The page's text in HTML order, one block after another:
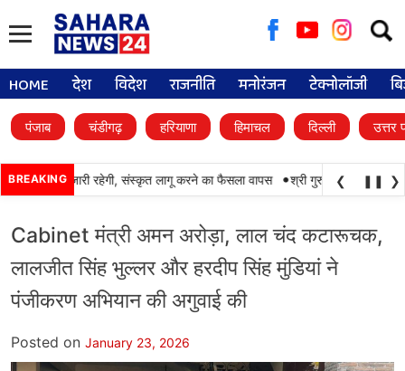
for:
HOME देश विदेश राजनीति मनोरंजन टेक्नोलॉजी
पंजाब चंडीगढ़ हरियाणा हिमाचल दिल्ली उत्तर
BREAKING
की पढ़ाई जारी रहेगी, संस्कृत लागू करने का फैसला वापस • श्री गुरु हरिकृष्ण साहिब
❮ ❚❚ ❯
Cabinet मंत्री अमन अरोड़ा, लाल चंद कटारूचक,
लालजीत सिंह भुल्लर और हरदीप सिंह मुंडियां ने
पंजीकरण अभियान की अगुवाई की
Posted on January 23, 2026